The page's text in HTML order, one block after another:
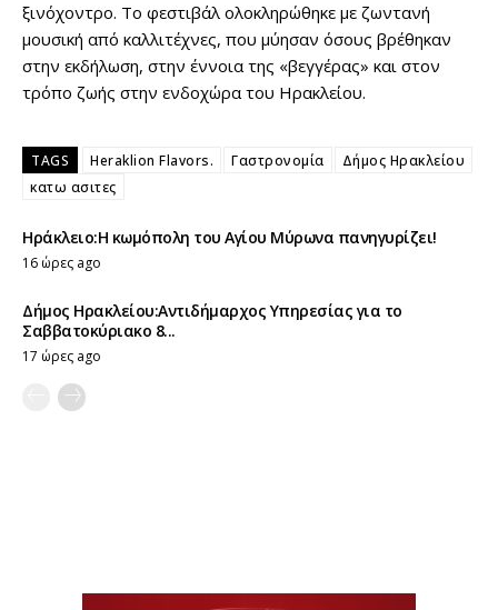
ξινόχοντρο. Το φεστιβάλ ολοκληρώθηκε με ζωντανή
μουσική από καλλιτέχνες, που μύησαν όσους βρέθηκαν
στην εκδήλωση, στην έννοια της «βεγγέρας» και στον
τρόπο ζωής στην ενδοχώρα του Ηρακλείου.
TAGS Heraklion Flavors. Γαστρονομία
Δήμος Ηρακλείου
κατω ασιτες
Ηράκλειο:Η κωμόπολη του Αγίου Μύρωνα πανηγυρίζει!
16 ώρες ago
Δήμος Ηρακλείου:Αντιδήμαρχος Υπηρεσίας για το
Σαββατοκύριακο 8...
17 ώρες ago